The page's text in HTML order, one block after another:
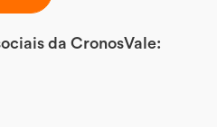
da CronosVale: